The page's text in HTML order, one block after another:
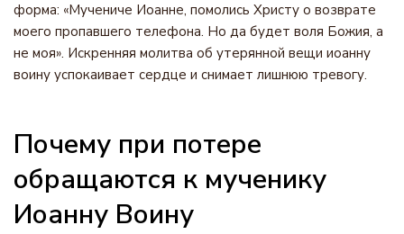
форма: «Мучениче Иоанне, помолись Христу о возврате
моего пропавшего телефона. Но да будет воля Божия, а
не моя». Искренняя молитва об утерянной вещи иоанну
воину успокаивает сердце и снимает лишнюю тревогу.
Почему при потере
обращаются к мученику
Иоанну Воину